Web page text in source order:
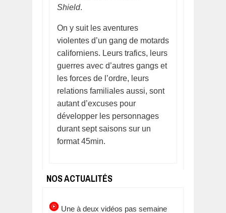
Shield.
On y suit les aventures
violentes d’un gang de motards
californiens. Leurs trafics, leurs
guerres avec d’autres gangs et
les forces de l’ordre, leurs
relations familiales aussi, sont
autant d’excuses pour
développer les personnages
durant sept saisons sur un
format 45min.
NOS ACTUALITÉS
Une à deux vidéos pas semaine